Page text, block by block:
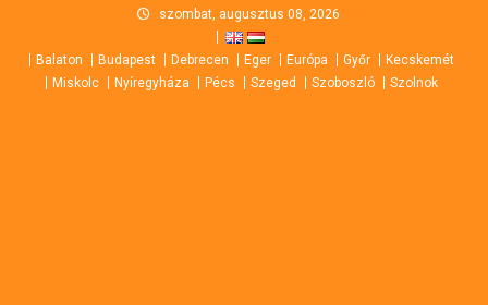
content
szombat, augusztus 08, 2026
Balaton Budapest Debrecen Eger Európa Győr
Kecskemét
Miskolc
Nyíregyháza Pécs Szeged Szoboszló Szolnok